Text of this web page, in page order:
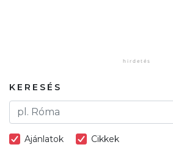
KERESÉS
Ajánlatok Cikkek